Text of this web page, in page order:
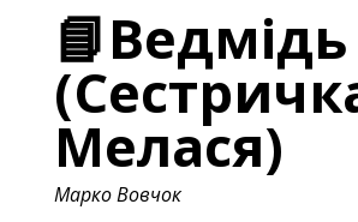
📘Ведмідь
Мелася)
Марко Вовчок